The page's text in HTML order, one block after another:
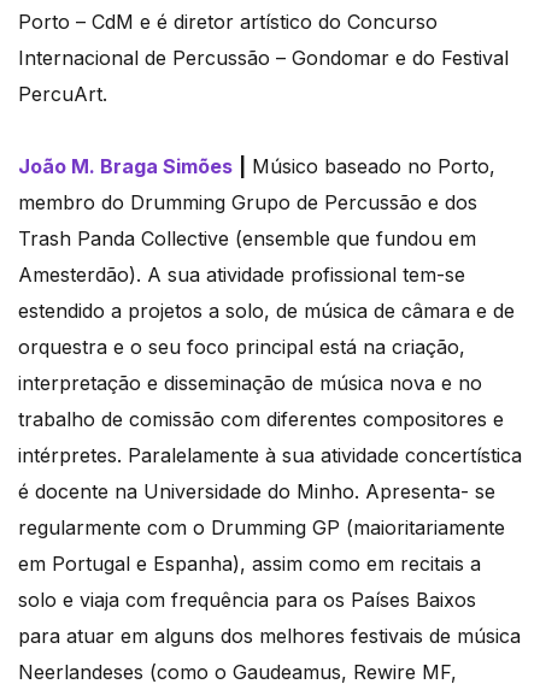
Porto – CdM e é diretor artístico do Concurso
Internacional de Percussão – Gondomar e do Festival
PercuArt.
João M. Braga Simões
Músico baseado no Porto,
membro do Drumming Grupo de Percussão e dos
Trash Panda Collective (ensemble que fundou em
Amesterdão). A sua atividade profissional tem-se
estendido a projetos a solo, de música de câmara e de
orquestra e o seu foco principal está na criação,
interpretação e disseminação de música nova e no
trabalho de comissão com diferentes compositores e
intérpretes. Paralelamente à sua atividade concertística
é docente na Universidade do Minho. Apresenta- se
regularmente com o Drumming GP (maioritariamente
em Portugal e Espanha), assim como em recitais a
solo e viaja com frequência para os Países Baixos
para atuar em alguns dos melhores festivais de música
Neerlandeses (como o Gaudeamus, Rewire MF,